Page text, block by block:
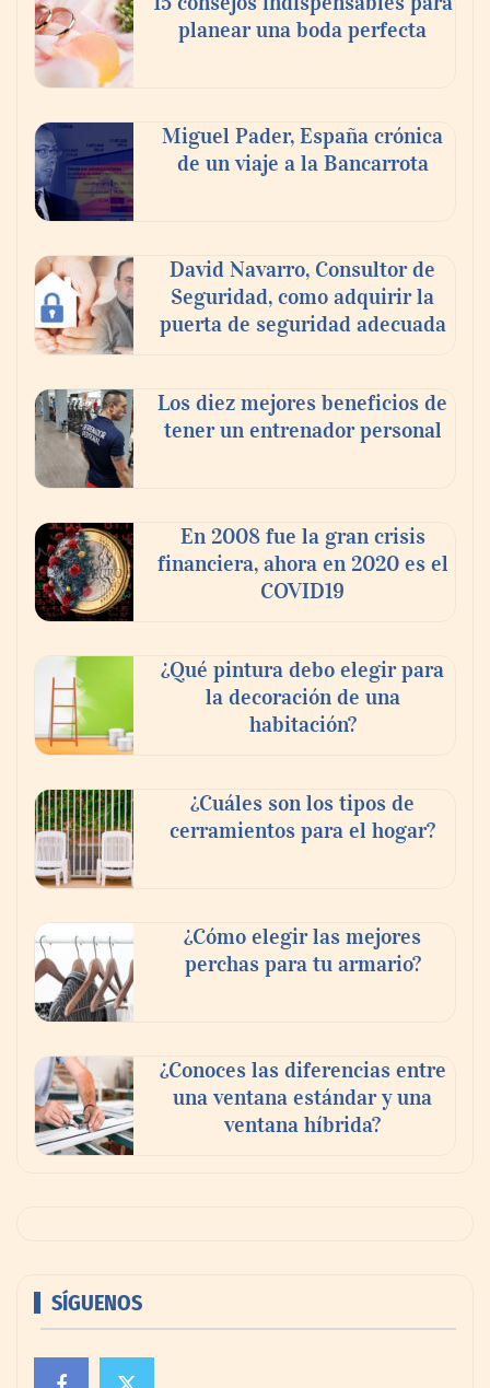
escogen
compromiso para el eclipse solar del 12 de
agosto
‘El ransomware se puede vencer. No
Ricardo Palacio Escobar
planear una boda perfecta
Miguel Pader, España crónica
de un viaje a la Bancarrota
David Navarro, Consultor de
Seguridad, como adquirir la
puerta de seguridad adecuada
Los diez mejores beneficios de
tener un entrenador personal
En 2008 fue la gran crisis
financiera, ahora en 2020 es el
COVID19
¿Qué pintura debo elegir para
la decoración de una
habitación?
¿Cuáles son los tipos de
cerramientos para el hogar?
¿Cómo elegir las mejores
perchas para tu armario?
¿Conoces las diferencias entre
una ventana estándar y una
ventana híbrida?
SÍGUENOS